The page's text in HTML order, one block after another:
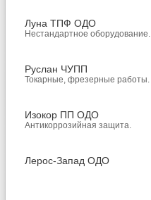
Луна ТПФ ОДО
Нестандартное оборудование.
Руслан ЧУПП
Токарные, фрезерные работы.
Изокор ПП ОДО
Антикоррозийная защита.
Лерос-Запад ОДО